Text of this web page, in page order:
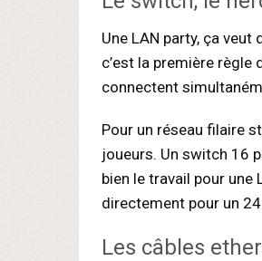
Une LAN party, ça
c’est la première règle
connectent
Pour un réseau filaire
joueurs. Un switch 16
bien le travail pour une
directement pour un
Les câbles